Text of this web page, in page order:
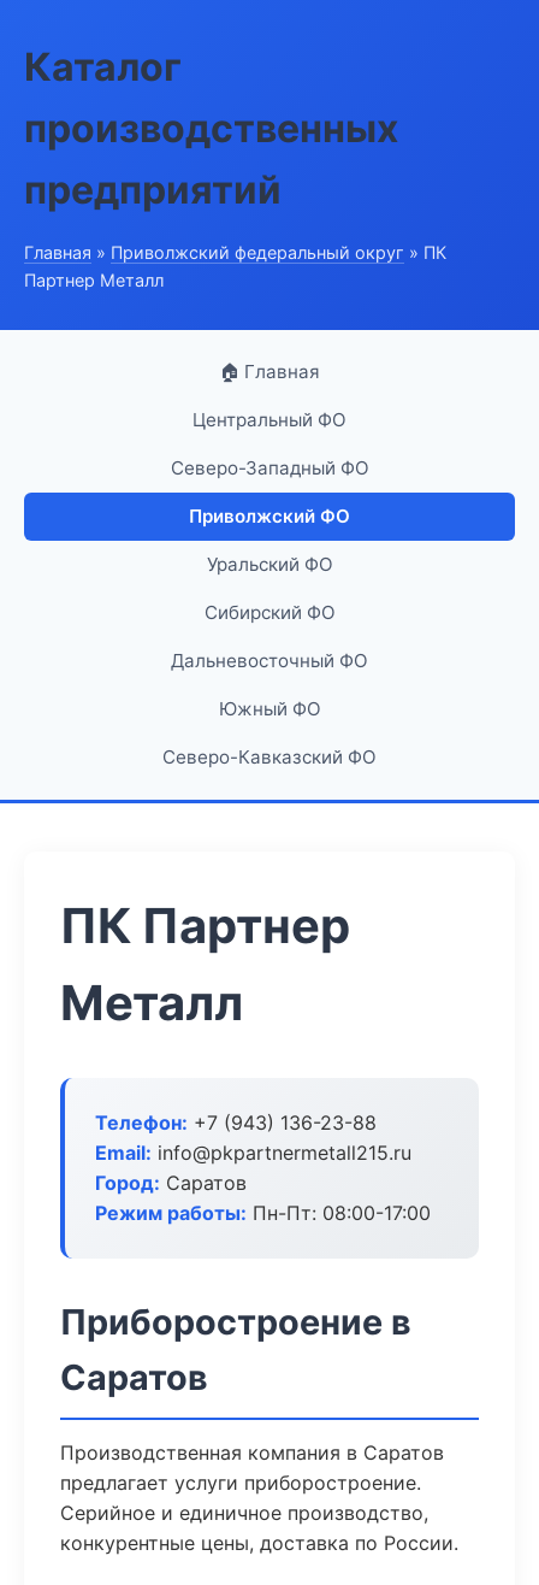
Каталог
производственных
предприятий
Главная » Приволжский федеральный округ » ПК
Партнер Металл
🏠 Главная
Центральный ФО
Северо-Западный ФО
Приволжский ФО
Уральский ФО
Сибирский ФО
Дальневосточный ФО
Южный ФО
Северо-Кавказский ФО
ПК Партнер
Металл
Телефон: +7 (943) 136-23-88
Email: info@pkpartnermetall215.ru
Город: Саратов
Режим работы: Пн-Пт: 08:00-17:00
Приборостроение в
Саратов
Производственная компания в Саратов
предлагает услуги приборостроение.
Серийное и единичное производство,
конкурентные цены, доставка по России.